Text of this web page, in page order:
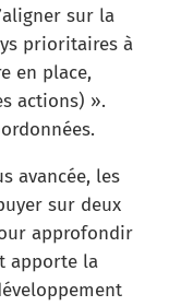
sur la
prioritaires à
en place,
actions) ».
avancée, les
sur deux
approfondir
apporte la